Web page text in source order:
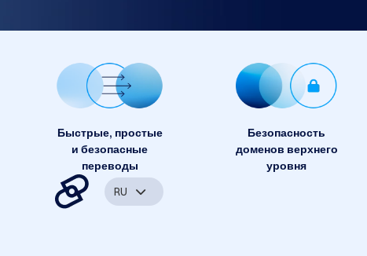
Быстрые, простые
и безопасные
переводы
Безопасность
доменов верхнего
уровня
RU